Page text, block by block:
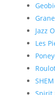
Jazz
Les